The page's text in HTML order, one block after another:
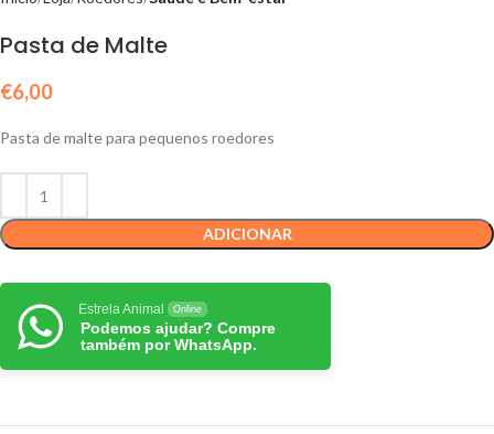
Pasta de Malte
€6,00
Pasta de malte para pequenos roedores
ADICIONAR
Estrela Animal Online
Podemos ajudar? Compre
também por WhatsApp.